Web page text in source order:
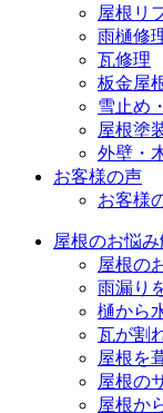
屋根リ
雨樋修
瓦修理
板金屋
雪止め
屋根塗
外壁・
お客様の声
お客様
屋根のお悩
屋根の
雨漏り
樋から
瓦が割
屋根を
屋根の
屋根か